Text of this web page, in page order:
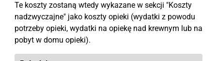
Te koszty zostaną wtedy wykazane w sekcji "Koszty
nadzwyczajne" jako koszty opieki (wydatki z powodu
potrzeby opieki, wydatki na opiekę nad krewnym lub na
pobyt w domu opieki).